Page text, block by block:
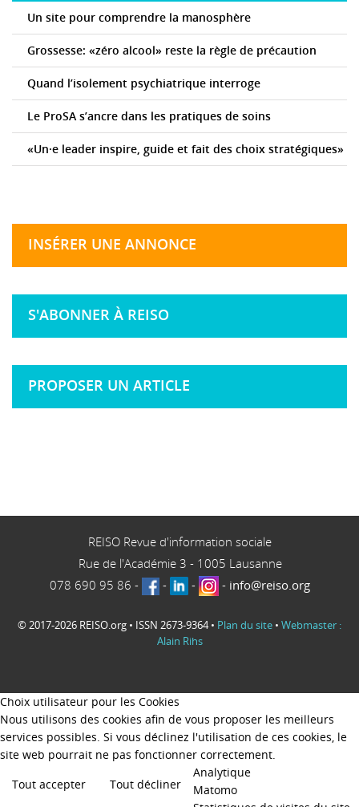
Un site pour comprendre la manosphère
Grossesse: «zéro alcool» reste la règle de précaution
Quand l’isolement psychiatrique interroge
Le ProSA s’ancre dans les pratiques de soins
«Un·e leader inspire, guide et fait des choix stratégiques»
INSÉRER UNE ANNONCE
S'ABONNER À REISO
PROPOSER UN ARTICLE
REISO Revue d'information sociale
Rue de l'Académie 3 - 1005 Lausanne
078 690 95 86 - - - - info@reiso.org
© 2017-2026 REISO.org • ISSN 2673-9364 • Plan du site • Webmaster :
Alain Rihs
Choix utilisateur pour les Cookies
Nous utilisons des cookies afin de vous proposer les meilleurs
services possibles. Si vous déclinez l'utilisation de ces cookies, le
site web pourrait ne pas fonctionner correctement.
Tout accepter
Tout décliner
Analytique
Matomo